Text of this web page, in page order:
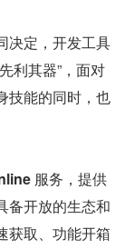
决定，开发工具
利其器”，面对
技能的同时，也
服务，提供
备开放的生态和
获取、功能开箱